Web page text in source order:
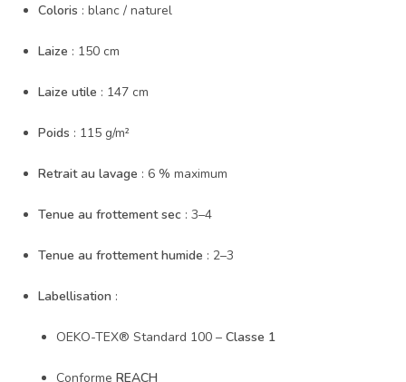
Coloris : blanc / naturel
Laize : 150 cm
Laize utile : 147 cm
Poids : 115 g/m²
Retrait au lavage : 6 % maximum
Tenue au frottement sec : 3–4
Tenue au frottement humide : 2–3
Labellisation :
OEKO-TEX® Standard 100 –Classe 1
ConformeREACH